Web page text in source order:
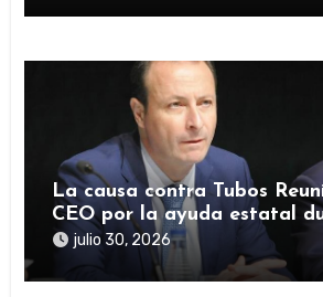
La causa contra Tubos
CEO por la ayuda estatal
pandemia sigue abierta
julio 30, 2026